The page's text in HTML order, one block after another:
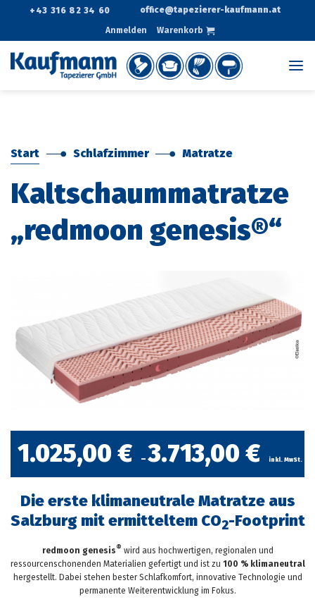
springen
+43 316 82 34 60 office@tapezierer-kaufmann.at
Anmelden Warenkorb
Start Schlafzimmer Matratze
Kaltschaummatratze
„redmoon genesis®“
1.025,00 € –3.713,00 € inkl. MwSt.
Die erste klimaneutrale Matratze aus
Salzburg mit ermitteltem CO2-Footprint
redmoon genesis® wird aus hochwertigen, regionalen und
ressourcenschonenden Materialien gefertigt und ist zu 100 % klimaneutral
hergestellt. Dabei stehen bester Schlafkomfort, innovative Technologie und
permanente Weiterentwicklung im Fokus.